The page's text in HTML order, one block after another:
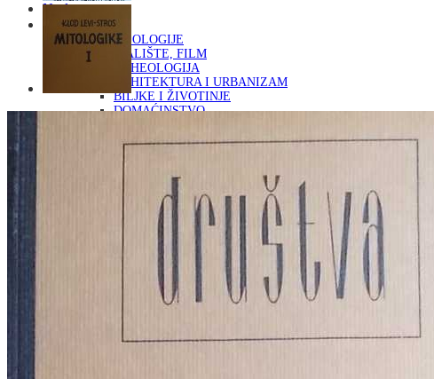
Naslovna
KNJIGE
OD ARHEOLOGIJE
DO KAZALIŠTE, FILM
ARHEOLOGIJA
ARHITEKTURA I URBANIZAM
BILJKE I ŽIVOTINJE
DOMAĆINSTVO
ETNOLOGIJA
GLAZBENA UMJETNOST
KAZALIŠTE, FILM
OD KNJIŽEVNOST
KNJIŽEVNOST
LIKOVNA UMJETNOST
LJEKOVITO BILJE I ZDRAVLJE
MITOLOGIJA
POVIJEST I PUBLICISTIKA
PRIRODNE ZNANOSTI
ALTERNATIVA